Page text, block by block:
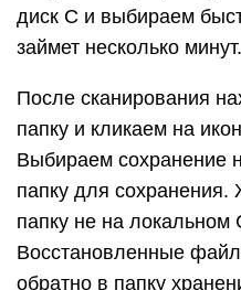
диск C и выбираем
займет несколько минут.
После сканирования
папку и кликаем на
Выбираем сохранение
папку для
папку не на локальном
Восстановленные
обратно в папку